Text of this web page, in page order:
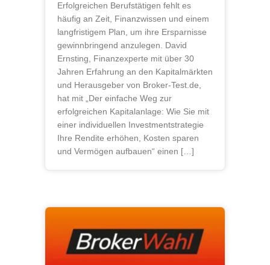
Erfolgreichen Berufstätigen fehlt es
häufig an Zeit, Finanzwissen und einem
langfristigem Plan, um ihre Ersparnisse
gewinnbringend anzulegen. David
Ernsting, Finanzexperte mit über 30
Jahren Erfahrung an den Kapitalmärkten
und Herausgeber von Broker-Test.de,
hat mit „Der einfache Weg zur
erfolgreichen Kapitalanlage: Wie Sie mit
einer individuellen Investmentstrategie
Ihre Rendite erhöhen, Kosten sparen
und Vermögen aufbauen“ einen […]